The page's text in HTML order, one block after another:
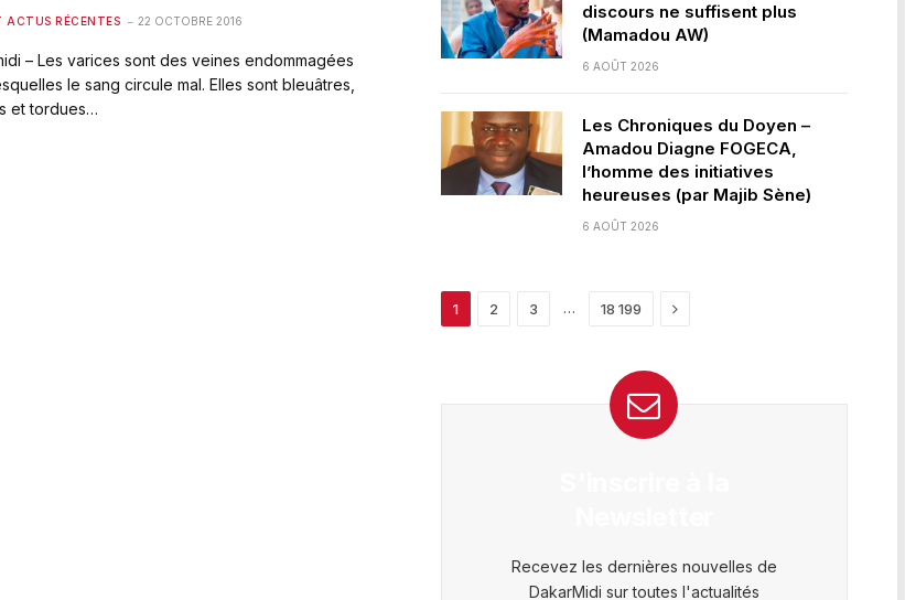
ACTUS RÉCENTES 22 OCTOBRE 2016
– Les varices sont des veines endommagées
le sang circule mal. Elles sont bleuâtres,
et tordues…
discours ne suffisent plus
(Mamadou AW)
6 AOÛT 2026
Les Chroniques du Doyen –
Amadou Diagne FOGECA,
l’homme des initiatives
heureuses (par Majib Sène)
6 AOÛT 2026
1 2 3 … 18 199 Next
Recevez les dernières nouvelles de
DakarMidi sur toutes l'actualités